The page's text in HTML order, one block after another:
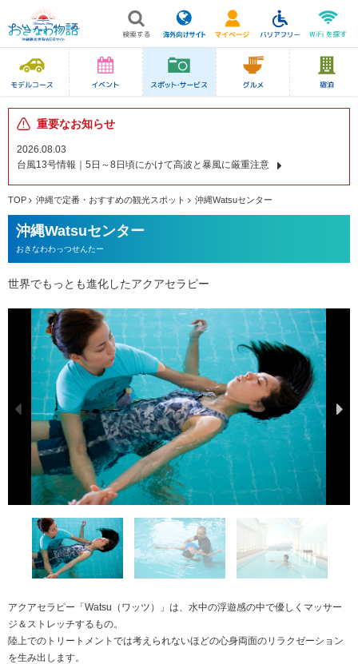
重要なお知らせ
2026.08.03
台風13号情報｜5日～8日頃にかけて高波と暴風に厳重注意
TOP 沖縄で定番・おすすめの観光スポット 沖縄Watsuセンター
沖縄Watsuセンター
おきなわわっつせんたー
世界でもっとも進化したアクアセラピー
アクアセラピー「Watsu（ワッツ）」は、水中の浮遊感の中で優しくマッサー
ジ＆ストレッチするもの。
陸上でのトリートメントでは考えられないほどの心身両面のリラクゼーション
を生み出します。